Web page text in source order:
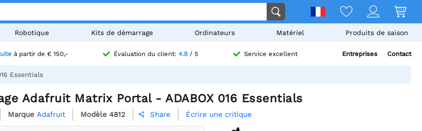
Robotique Kits de démarrage Ordinateurs Matériel Produits de saison
à partir de € 150,- Évaluation du client: 4.8 / 5 Service excellent Entreprises Contact
Essentials
Adafruit Matrix Portal - ADABOX 016 Essentials
Marque Adafruit Modèle 4812  Share Écrire une critique